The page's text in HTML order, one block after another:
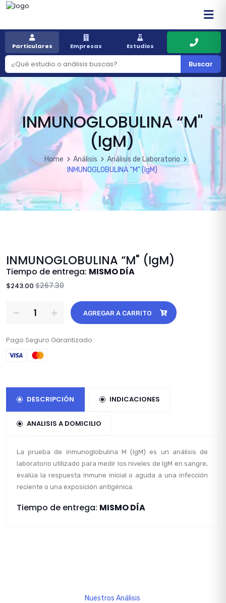
Particulares Empresas Estudios
Buscar
INMUNOGLOBULINA “M"
(IgM)
Home Análisis
Análisis de Laboratorio
INMUNOGLOBULINA “M" (IgM)
INMUNOGLOBULINA “M" (IgM)
Tiempo de entrega: MISMO DÍA
$243.00 $267.30
AGREGAR A CARRITO
Pago Seguro Garantizado:
DESCRIPCIÓN INDICACIONES
ANALISIS A DOMICILIO
La prueba de inmunoglobulina M (IgM) es un análisis de
laboratorio utilizado para medir los niveles de IgM en sangre,
evalúa la respuesta inmune inicial o aguda a una infección
reciente o una exposición antigénica.
Tiempo de entrega: MISMO DÍA
Nuestros Análisis